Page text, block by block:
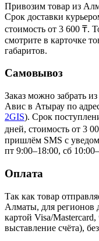
Привозим товар из
Срок доставки
стоимость от 3 600 ₸.
смотрите в карточке
габаритов.
Самовывоз
Заказ можно забрать
Авис в Атырау по
2GIS). Срок
дней, стоимость от 3
пришлём SMS с
пт 9:00–18:00, сб
Оплата
Так как товар
Алматы, для регионов
картой Visa/
выставление счёта),